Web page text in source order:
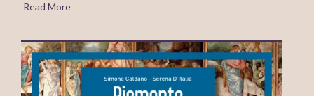
Read More